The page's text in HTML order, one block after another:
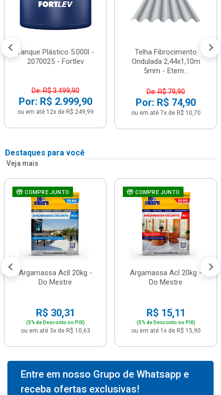
Tanque Plástico 5.000l -
2070025 - Fortlev
De: R$ 3.499,90
Por: R$ 2.999,90
ou em até 12x de R$ 249,99
Telha Fibrocimento
Ondulada 2,44x1,10m
5mm - Etern...
De: R$ 79,90
Por: R$ 74,90
ou em até 7x de R$ 10,70
Destaques para você
Veja mais
COMPRE JUNTO
Argamassa Acll 20kg -
Do Mestre
R$ 30,31
(5% de Desconto no PIX)
ou em até 3x de R$ 10,63
COMPRE JUNTO
Argamassa Acl 20kg -
Do Mestre
R$ 15,11
(5% de Desconto no PIX)
ou em até 1x de R$ 15,90
Entre em nosso Grupo de Whatsapp e
receba ofertas exclusivas!